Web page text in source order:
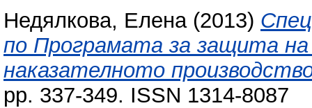
Недялкова, Елена(2013)
по Програмата за защита
наказателното
pp. 337-349. ISSN 1314-8087